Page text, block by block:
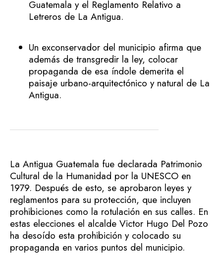
Guatemala y el Reglamento Relativo a
Letreros de La Antigua.
Un exconservador del municipio afirma que
además de transgredir la ley, colocar
propaganda de esa índole demerita el
paisaje urbano-arquitectónico y natural de La
Antigua.
La Antigua Guatemala fue declarada Patrimonio
Cultural de la Humanidad por la UNESCO en
1979. Después de esto, se aprobaron leyes y
reglamentos para su protección, que incluyen
prohibiciones como la rotulación en sus calles. En
estas elecciones el alcalde Victor Hugo Del Pozo
ha desoído esta prohibición y colocado su
propaganda en varios puntos del municipio.